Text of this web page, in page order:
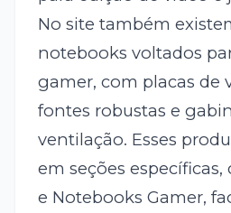
No site também
notebooks voltados
gamer, com placas de
fontes robustas e
ventilação. Esses
em seções específicas,
e Notebooks Gamer,